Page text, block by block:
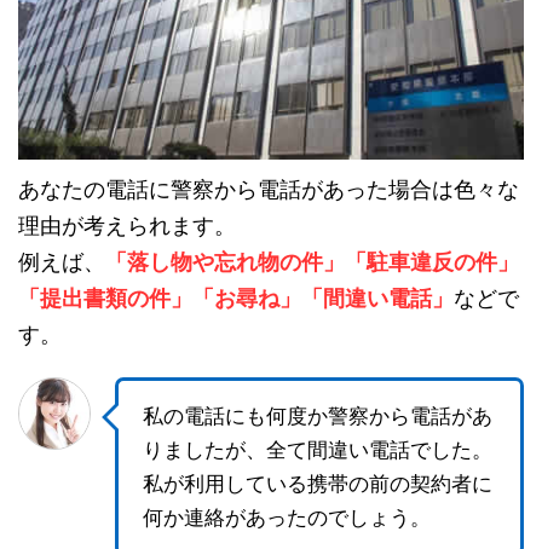
あなたの電話に警察から電話があった場合は色々な
理由が考えられます。
例えば、
「落し物や忘れ物の件」「駐車違反の件」
「提出書類の件」「お尋ね」「間違い電話」 などで
す。
私の電話にも何度か警察から電話があ
りましたが、全て間違い電話でした。
私が利用している携帯の前の契約者に
何か連絡があったのでしょう。